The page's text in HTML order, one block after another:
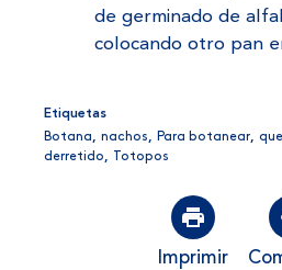
de germinado de
colocando otro pan
Etiquetas
Botana,nachos, Para botanear,
derretido, Totopos
Imprimir